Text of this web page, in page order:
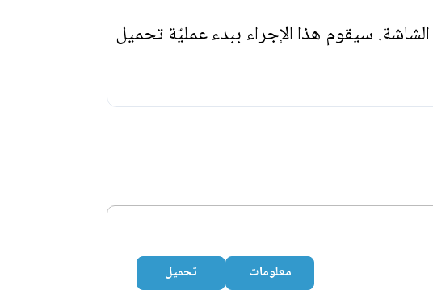
سيقوم هذا الإجراء ببدء عمليّة تحميل
معلومات تحميل